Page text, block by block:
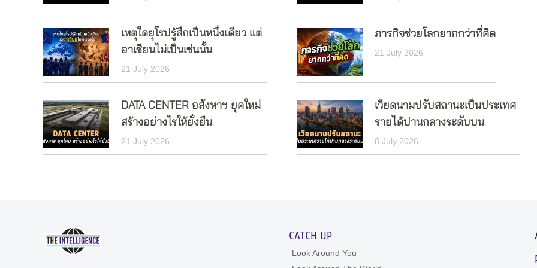
เหตุใดยุโรปรู้สึกเป็นหนึ่งเดียว แต่
อาเซียนไม่เป็นเช่นนั้น
21 July 2026
ภารกิจช่วยโลกยากกว่าที่คิด
21 July 2026
DATA CENTER อสังหาฯ ยุคใหม่
สร้างอย่างไรให้ยั่งยืน
21 July 2026
เวียดนามปรับสถานะเป็นประเทศ
รายได้ปานกลางระดับบน
8 July 2026
CATCH UP
Look Around You